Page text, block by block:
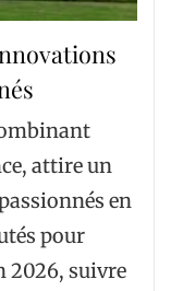
attire un
en
pour
2026, suivre